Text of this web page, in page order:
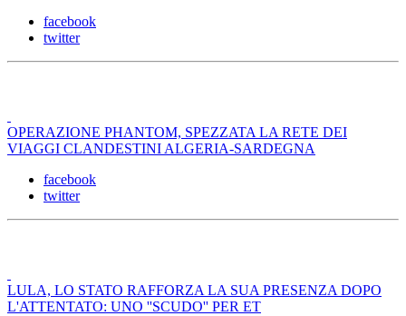
facebook
twitter
OPERAZIONE PHANTOM, SPEZZATA LA RETE DEI
VIAGGI CLANDESTINI ALGERIA-SARDEGNA
facebook
twitter
LULA, LO STATO RAFFORZA LA SUA PRESENZA DOPO
L'ATTENTATO: UNO ''SCUDO'' PER ET